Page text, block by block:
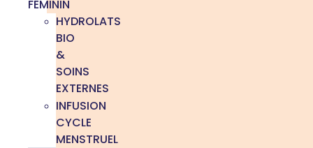
FÉMININ
HYDROLATS
BIO
&
SOINS
EXTERNES
INFUSION
CYCLE
MENSTRUEL